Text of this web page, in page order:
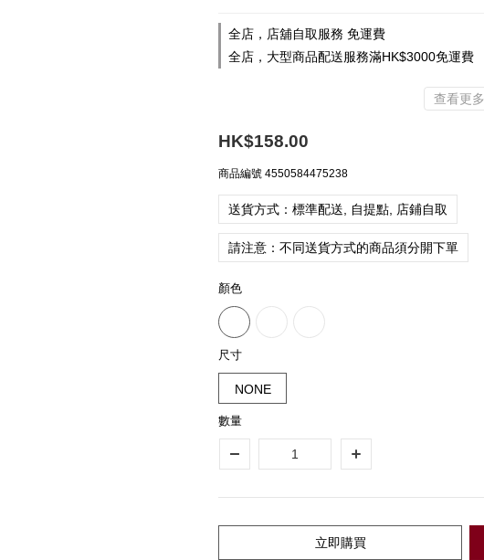
全店，店舖自取服務 免運費
全店，大型商品配送服務滿HK$3000免運費
查看更多
HK$158.00
商品編號 4550584475238
送貨方式：標準配送, 自提點, 店鋪自取
請注意：不同送貨方式的商品須分開下單
顏色
尺寸
NONE
數量
立即購買